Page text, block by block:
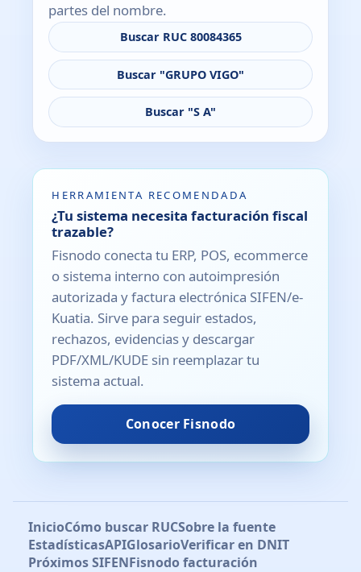
partes del nombre.
Buscar RUC 80084365
Buscar "GRUPO VIGO"
Buscar "S A"
HERRAMIENTA RECOMENDADA
¿Tu sistema necesita facturación fiscal
trazable?
Fisnodo conecta tu ERP, POS, ecommerce
o sistema interno con autoimpresión
autorizada y factura electrónica SIFEN/e-
Kuatia. Sirve para seguir estados,
rechazos, evidencias y descargar
PDF/XML/KUDE sin reemplazar tu
sistema actual.
Conocer Fisnodo
InicioCómo buscar RUCSobre la fuente
EstadísticasAPIGlosarioVerificar en DNIT
Próximos SIFENFisnodo facturación